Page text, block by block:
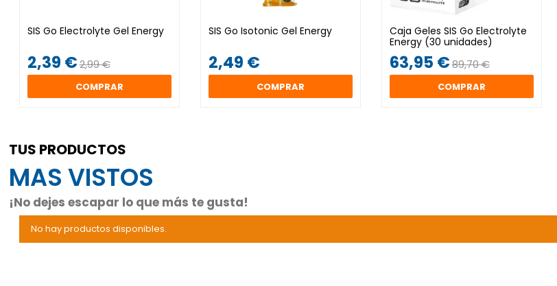
SIS Go Electrolyte Gel Energy
2,39 €2,99 €
COMPRAR
SIS Go Isotonic Gel Energy
2,49 €
COMPRAR
Caja Geles SIS Go Electrolyte
Energy (30 unidades)
63,95 €89,70 €
COMPRAR
TUS PRODUCTOS
MAS VISTOS
¡No dejes escapar lo que más te gusta!
No hay productos disponibles.